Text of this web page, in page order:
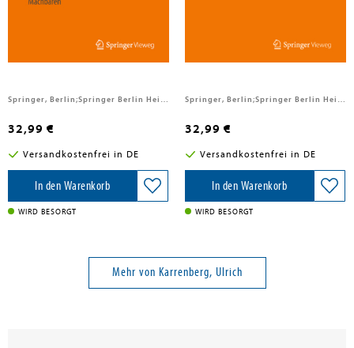
Springer, Berlin;Springer Berlin Heidelberg;Springer Vieweg, 2026
32,99 €
Versandkostenfrei in DE
In den Warenkorb
WIRD BESORGT
Next Generation World
Springer, Berlin;Springer Berlin Heidelberg;Springer Vieweg, 2026
32,99 €
Versandkostenfrei in DE
In den Warenkorb
WIRD BESORGT
Mehr von Karrenberg, Ulrich